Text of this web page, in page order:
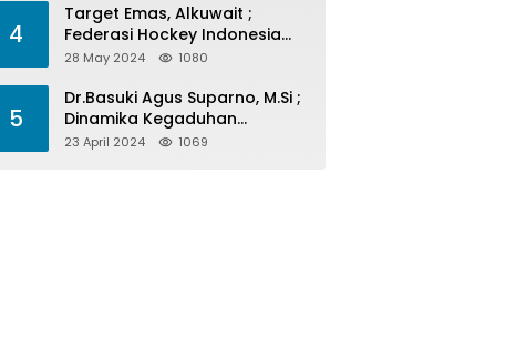
4
Target Emas, Alkuwait ;
Federasi Hockey Indonesia
Kota Balikpapan Siap Menjadi
28 May 2024 1080
5
Dr.Basuki Agus Suparno, M.Si ;
Dinamika Kegaduhan
Komunikasi Politik Jelang
23 April 2024 1069